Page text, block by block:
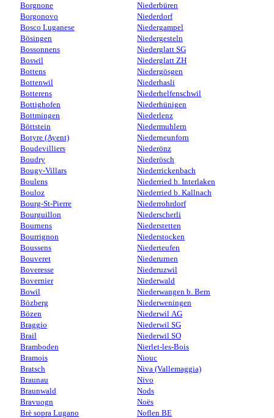
Borgnone
Borgonovo
Bosco Luganese
Bösingen
Bossonnens
Boswil
Bottens
Bottenwil
Botterens
Bottighofen
Bottmingen
Böttstein
Botyre (Ayent)
Boudevilliers
Boudry
Bougy-Villars
Boulens
Bouloz
Bourg-St-Pierre
Bourguillon
Bournens
Bourrignon
Boussens
Bouveret
Boveresse
Bovernier
Bowil
Bözberg
Bözen
Braggio
Brail
Bramboden
Bramois
Bratsch
Braunau
Braunwald
Bravuogn
Brè sopra Lugano
Niederbüren
Niederdorf
Niedergampel
Niedergesteln
Niederglatt SG
Niederglatt ZH
Niedergösgen
Niederhasli
Niederhelfenschwil
Niederhünigen
Niederlenz
Niedermuhlern
Niederneunforn
Niederönz
Niederösch
Niederrickenbach
Niederried b. Interlaken
Niederried b. Kallnach
Niederrohrdorf
Niederscherli
Niederstetten
Niederstocken
Niederteufen
Niederurnen
Niederuzwil
Niederwald
Niederwangen b. Bern
Niederweningen
Niederwil AG
Niederwil SG
Niederwil SO
Nierlet-les-Bois
Niouc
Niva (Vallemaggia)
Nivo
Nods
Noës
Noflen BE